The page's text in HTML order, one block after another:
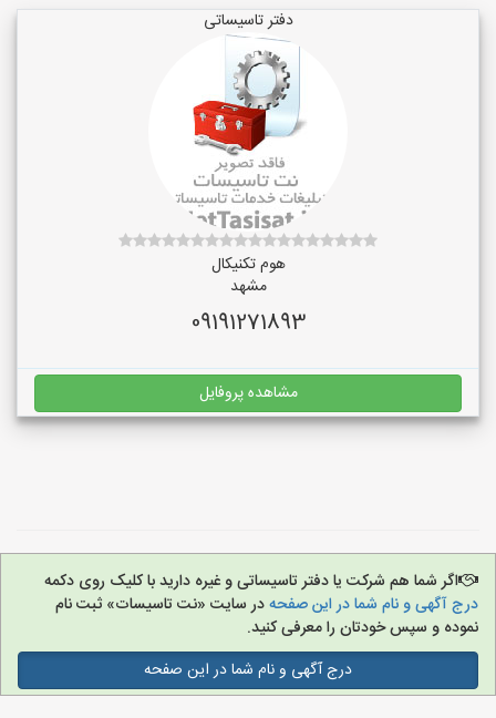
دفتر تاسیساتی
هوم تکنیکال
مشهد
09191271893
مشاهده پروفایل
اگر شما هم شرکت یا دفتر تاسیساتی و غیره دارید با کلیک روی دکمه
درج آگهی و نام شما در این صفحهدر سایت «نت تاسیسات» ثبت نام
نموده و سپس خودتان را معرفی کنید.
درج آگهی و نام شما در این صفحه